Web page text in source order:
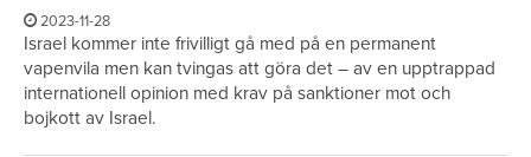
2023-11-28
Israel kommer inte frivilligt gå med på en permanent
vapenvila men kan tvingas att göra det – av en upptrappad
internationell opinion med krav på sanktioner mot och
bojkott av Israel.